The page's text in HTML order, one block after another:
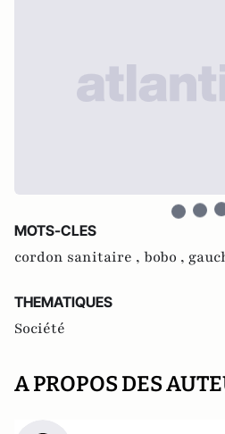
MOTS-CLES
cordon sanitaire , bobo ,
THEMATIQUES
Société
A PROPOS DES